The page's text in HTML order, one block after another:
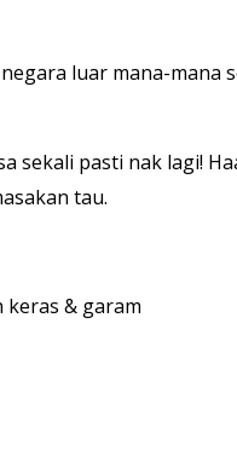
luar mana-mana
sekali pasti nak lagi!
tau.
keras & garam